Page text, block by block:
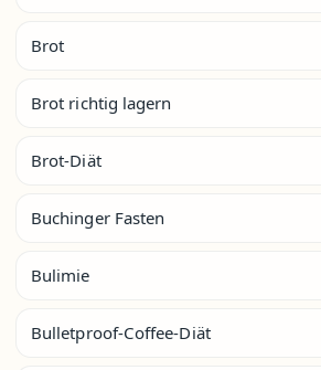
Brot
Brot richtig lagern
Brot-Diät
Buchinger Fasten
Bulimie
Bulletproof-Coffee-Diät